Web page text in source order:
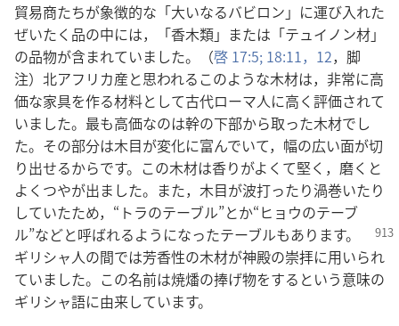
る
開
く）
貿易商たちが象徴的な「大いなるバビロン」に運び入れた
ぜいたく品の中には，「香木類」または「テュイノン材」
の品物が含まれていました。（啓 17:5; 18:11，12，脚
注）北アフリカ産と思われるこのような木材は，非常に高
価な家具を作る材料として古代ローマ人に高く評価されて
いました。最も高価なのは幹の下部から取った木材でし
た。その部分は木目が変化に富んでいて，幅の広い面が切
り出せるからです。この木材は香りがよくて堅く，磨くと
よくつやが出ました。また，木目が波打ったり渦巻いたり
していたため，“トラのテーブル”とか“ヒョウのテーブ
ル”などと呼ばれるようになったテーブルもあり ます。
ギリシャ人の間では芳香性の木材が神殿の崇拝に用いられ
ていました。この名前は焼燔の捧げ物をするという意味の
ギリシャ語に由来しています。